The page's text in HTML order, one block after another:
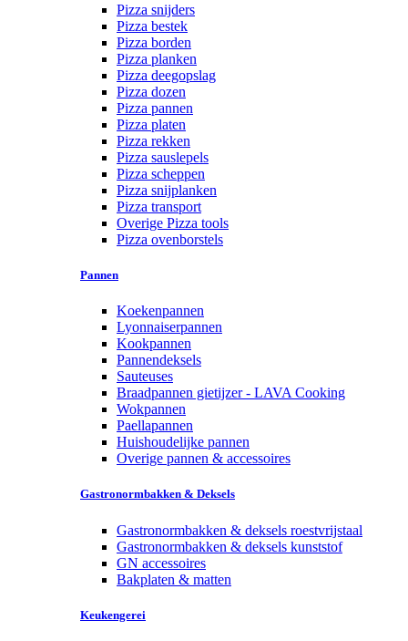
Pizza snijders
Pizza bestek
Pizza borden
Pizza planken
Pizza deegopslag
Pizza dozen
Pizza pannen
Pizza platen
Pizza rekken
Pizza sauslepels
Pizza scheppen
Pizza snijplanken
Pizza transport
Overige Pizza tools
Pizza ovenborstels
Pannen
Koekenpannen
Lyonnaiserpannen
Kookpannen
Pannendeksels
Sauteuses
Braadpannen gietijzer - LAVA Cooking
Wokpannen
Paellapannen
Huishoudelijke pannen
Overige pannen & accessoires
Gastronormbakken & Deksels
Gastronormbakken & deksels roestvrijstaal
Gastronormbakken & deksels kunststof
GN accessoires
Bakplaten & matten
Keukengerei